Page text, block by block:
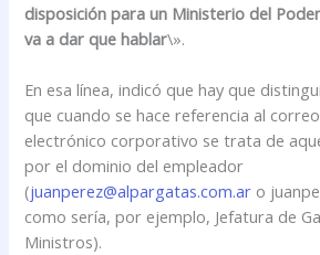
disposición para un Ministerio del
va a dar que hablar\».
En esa línea, indicó que hay que
que cuando se hace referencia al correo
electrónico corporativo se trata de
por el dominio del empleador
(juanperez@alpargatas.com.ar o
como sería, por ejemplo, Jefatura de
Ministros).